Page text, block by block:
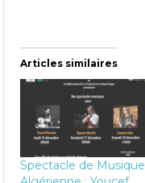
Articles similaires
Spectacle de Musique